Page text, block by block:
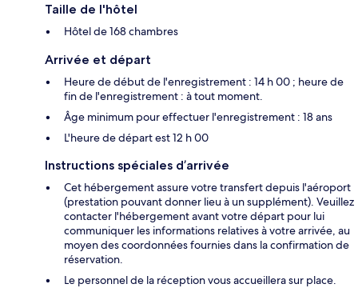
Taille de l'hôtel
Hôtel de 168 chambres
Arrivée et départ
Heure de début de l'enregistrement : 14 h 00 ; heure de
fin de l'enregistrement : à tout moment.
Âge minimum pour effectuer l'enregistrement : 18 ans
L'heure de départ est 12 h 00
Instructions spéciales d’arrivée
Cet hébergement assure votre transfert depuis l'aéroport
(prestation pouvant donner lieu à un supplément). Veuillez
contacter l'hébergement avant votre départ pour lui
communiquer les informations relatives à votre arrivée, au
moyen des coordonnées fournies dans la confirmation de
réservation.
Le personnel de la réception vous accueillera sur place.